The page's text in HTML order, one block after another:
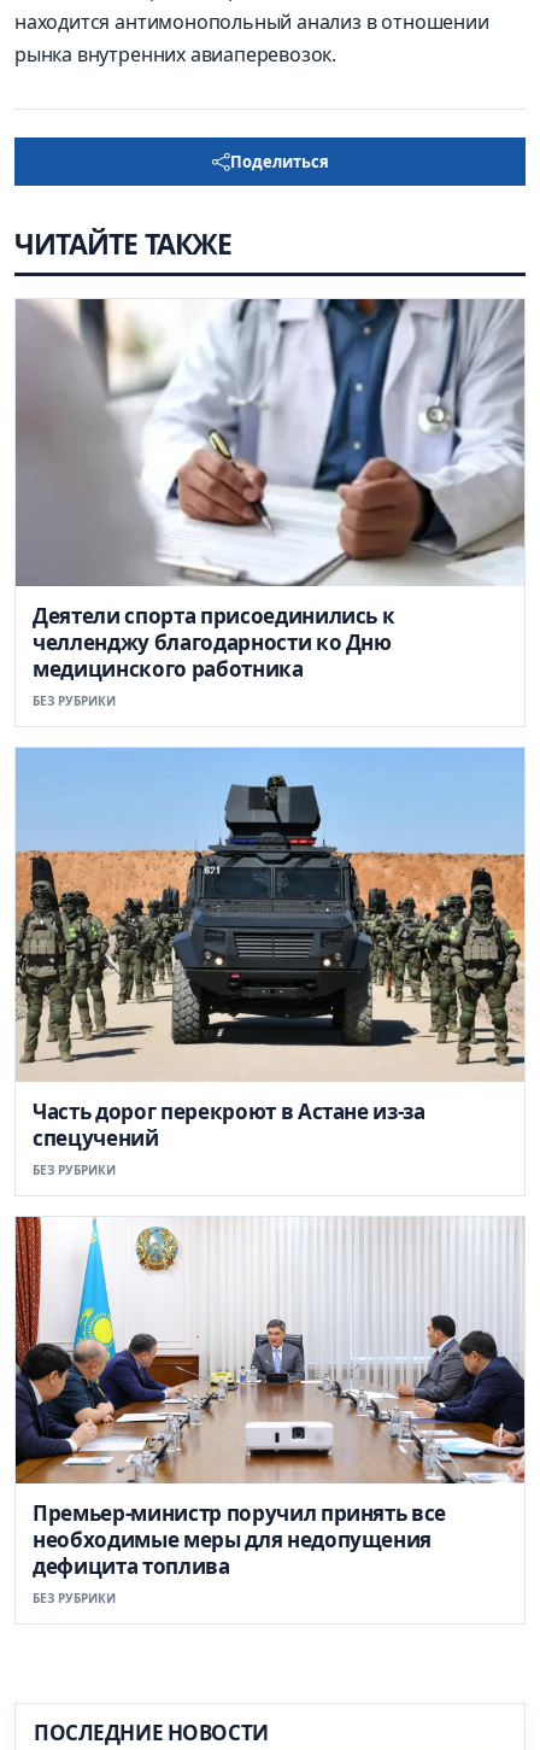
находится антимонопольный анализ в отношении
рынка внутренних авиаперевозок.
Поделиться
ЧИТАЙТЕ ТАКЖЕ
Деятели спорта присоединились к
челленджу благодарности ко Дню
медицинского работника
БЕЗ РУБРИКИ
Часть дорог перекроют в Астане из-за
спецучений
БЕЗ РУБРИКИ
Премьер-министр поручил принять все
необходимые меры для недопущения
дефицита топлива
БЕЗ РУБРИКИ
ПОСЛЕДНИЕ НОВОСТИ